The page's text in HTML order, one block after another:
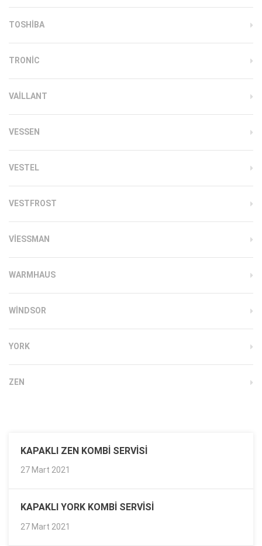
TOSHIBA
TRONIC
VAILLANT
VESSEN
VESTEL
VESTFROST
VIESSMAN
WARMHAUS
WINDSOR
YORK
ZEN
KAPAKLI ZEN KOMBI SERVISI
27 Mart 2021
KAPAKLI YORK KOMBI SERVISI
27 Mart 2021